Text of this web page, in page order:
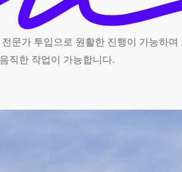
전문가 투입으로 원활한 진행이 가능하며
직한 작업이 가능합니다.